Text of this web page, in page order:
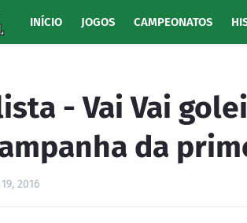
INÍCIO JOGOS CAMPEONATOS
- Vai Vai
da
2016